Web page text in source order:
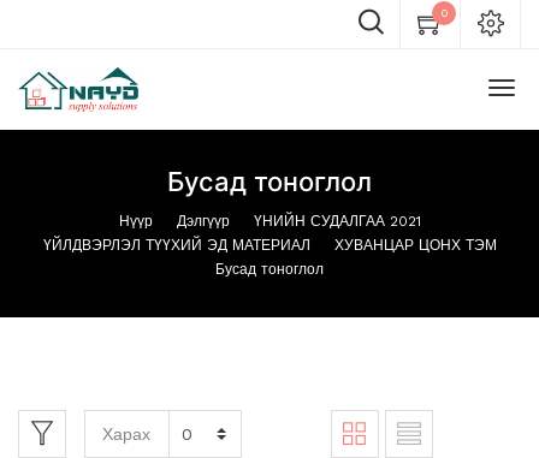
0
Бусад тоноглол
Нүүр Дэлгүүр
ҮНИЙН СУДАЛГАА 2021
ҮЙЛДВЭРЛЭЛ ТҮҮХИЙ ЭД МАТЕРИАЛ
ХУВАНЦАР ЦОНХ ТЭМ
Бусад тоноглол
Харах